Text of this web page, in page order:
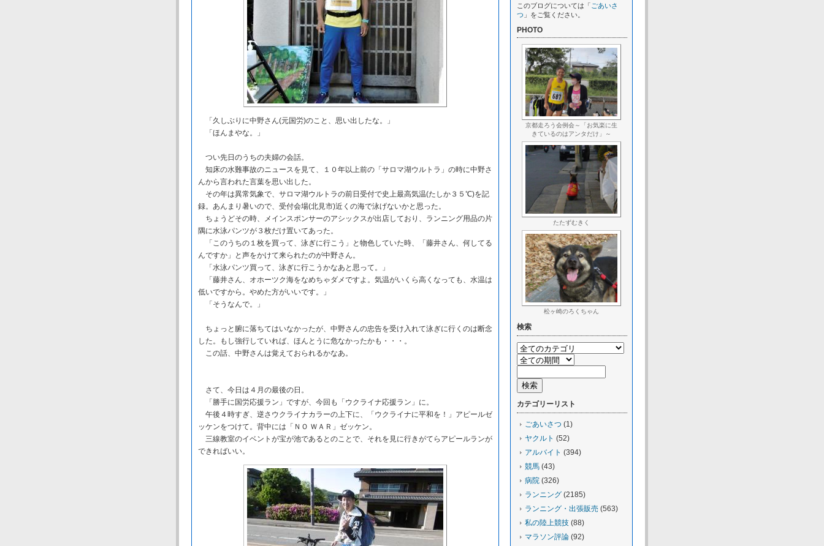
「久しぶりに中野さん(元国労)のこと、思い出したな。」
「ほんまやな。」
つい先日のうちの夫婦の会話。
知床の水難事故のニュースを見て、１０年以上前の「サロマ湖ウルトラ」の時に中野さ
んから言われた言葉を思い出した。
その年は異常気象で、サロマ湖ウルトラの前日受付で史上最高気温(たしか３５℃)を記
録。あんまり暑いので、受付会場(北見市)近くの海で泳げないかと思った。
ちょうどその時、メインスポンサーのアシックスが出店しており、ランニング用品の片
隅に水泳パンツが３枚だけ置いてあった。
「このうちの１枚を買って、泳ぎに行こう」と物色していた時、「藤井さん、何してる
んですか」と声をかけて来られたのが中野さん。
「水泳パンツ買って、泳ぎに行こうかなあと思って。」
「藤井さん、オホーツク海をなめちゃダメですよ。気温がいくら高くなっても、水温は
低いですから。やめた方がいいです。」
「そうなんで。」
ちょっと腑に落ちてはいなかったが、中野さんの忠告を受け入れて泳ぎに行くのは断念
した。もし強行していれば、ほんとうに危なかったかも・・・。
この話、中野さんは覚えておられるかなあ。
さて、今日は４月の最後の日。
「勝手に国労応援ラン」ですが、今回も「ウクライナ応援ラン」に。
午後４時すぎ、逆さウクライナカラーの上下に、「ウクライナに平和を！」アピールゼ
ッケンをつけて。背中には「ＮＯ ＷＡＲ」ゼッケン。
三線教室のイベントが宝が池であるとのことで、それを見に行きがてらアピールランが
できればいい。
このブログについては「 ごあいさ
つ 」をご覧ください。
PHOTO
京都走ろう会例会～「お気楽に生
きているのはアンタだけ」～
たたずむきく
松ヶ崎のろくちゃん
検索
カテゴリーリスト
ごあいさつ (1)
ヤクルト (52)
アルバイト (394)
競馬 (43)
病院 (326)
ランニング (2185)
ランニング・出張販売 (563)
私の陸上競技 (88)
マラソン評論 (92)